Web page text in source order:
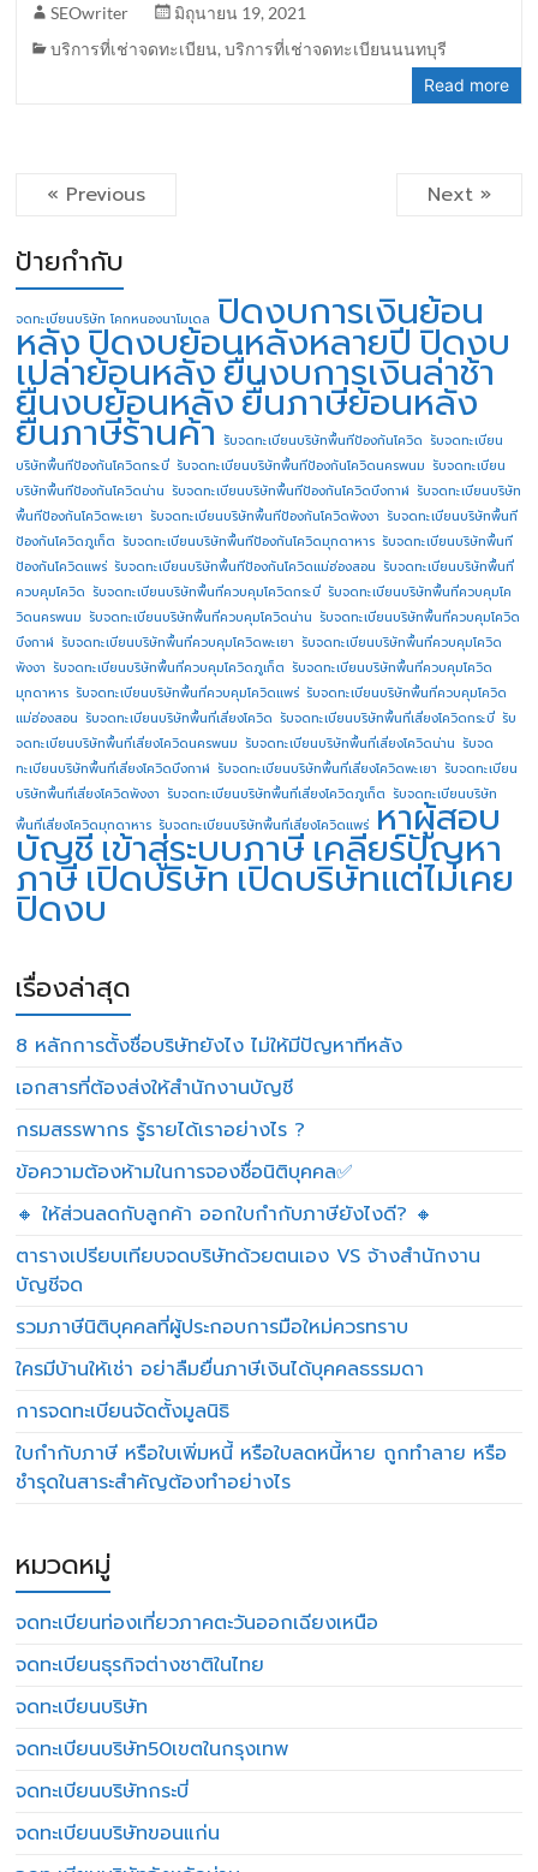
SEOwriter
มิถุนายน 19, 2021
บริการที่เช่าจดทะเบียน,บริการที่เช่าจดทะเบียนนนทบุรี
Read more
« Previous Next »
ป้ายกำกับ
จดทะเบียนบริษัท โคกหนองนาโมเดล ปิดงบการเงินย้อน
หลังปิดงบย้อนหลังหลายปี ปิดงบ
เปล่าย้อนหลังยื่นงบการเงินล่าช้า
ยื่นงบย้อนหลังยื่นภาษีย้อนหลัง
ยื่นภาษีร้านค้า รับจดทะเบียนบริษัทพื้นทีป้องกันโควิด รับจดทะเบียน
บริษัทพื้นทีป้องกันโควิดกระบี่ รับจดทะเบียนบริษัทพื้นทีป้องกันโควิดนครพนม รับจดทะเบียน
บริษัทพื้นทีป้องกันโควิดน่าน รับจดทะเบียนบริษัทพื้นทีป้องกันโควิดบึงกาฬ รับจดทะเบียนบริษัท
พื้นทีป้องกันโควิดพะเยา รับจดทะเบียนบริษัทพื้นทีป้องกันโควิดพังงา รับจดทะเบียนบริษัทพื้นที
ป้องกันโควิดภูเก็ต รับจดทะเบียนบริษัทพื้นทีป้องกันโควิดมุกดาหาร รับจดทะเบียนบริษัทพื้นที
ป้องกันโควิดแพร่ รับจดทะเบียนบริษัทพื้นทีป้องกันโควิดแม่ฮ่องสอน รับจดทะเบียนบริษัทพื้นที่
ควบคุมโควิด รับจดทะเบียนบริษัทพื้นที่ควบคุมโควิดกระบี่ รับจดทะเบียนบริษัทพื้นที่ควบคุมโค
วิดนครพนม รับจดทะเบียนบริษัทพื้นที่ควบคุมโควิดน่าน รับจดทะเบียนบริษัทพื้นที่ควบคุมโควิด
บึงกาฬ รับจดทะเบียนบริษัทพื้นที่ควบคุมโควิดพะเยา รับจดทะเบียนบริษัทพื้นที่ควบคุมโควิด
พังงา รับจดทะเบียนบริษัทพื้นที่ควบคุมโควิดภูเก็ต รับจดทะเบียนบริษัทพื้นที่ควบคุมโควิด
มุกดาหาร รับจดทะเบียนบริษัทพื้นที่ควบคุมโควิดแพร่ รับจดทะเบียนบริษัทพื้นที่ควบคุมโควิด
แม่ฮ่องสอน รับจดทะเบียนบริษัทพื้นที่เสี่ยงโควิด รับจดทะเบียนบริษัทพื้นที่เสี่ยงโควิดกระบี่ รับ
จดทะเบียนบริษัทพื้นที่เสี่ยงโควิดนครพนม รับจดทะเบียนบริษัทพื้นที่เสี่ยงโควิดน่าน รับจด
ทะเบียนบริษัทพื้นที่เสี่ยงโควิดบึงกาฬ รับจดทะเบียนบริษัทพื้นที่เสี่ยงโควิดพะเยา รับจดทะเบียน
บริษัทพื้นที่เสี่ยงโควิดพังงา รับจดทะเบียนบริษัทพื้นที่เสี่ยงโควิดภูเก็ต รับจดทะเบียนบริษัท
พื้นที่เสี่ยงโควิดมุกดาหาร รับจดทะเบียนบริษัทพื้นที่เสี่ยงโควิดแพร่ หาผู้สอบ
บัญชี เข้าสู่ระบบภาษี เคลียร์ปัญหา
ภาษีเปิดบริษัทเปิดบริษัทแต่ไม่เคย
ปิดงบ
เรื่องล่าสุด
8 หลักการตั้งชื่อบริษัทยังไง ไม่ให้มีปัญหาทีหลัง
เอกสารที่ต้องส่งให้สำนักงานบัญชี
กรมสรรพากร รู้รายได้เราอย่างไร ?
ข้อความต้องห้ามในการจองชื่อนิติบุคคล✅
🔸 ให้ส่วนลดกับลูกค้า ออกใบกำกับภาษียังไงดี? 🔸
ตารางเปรียบเทียบจดบริษัทด้วยตนเอง VS จ้างสำนักงาน
บัญชีจด
รวมภาษีนิติบุคคลที่ผู้ประกอบการมือใหม่ควรทราบ
ใครมีบ้านให้เช่า อย่าลืมยื่นภาษีเงินได้บุคคลธรรมดา
การจดทะเบียนจัดตั้งมูลนิธิ
ใบกำกับภาษี หรือใบเพิ่มหนี้ หรือใบลดหนี้หาย ถูกทำลาย หรือ
ชำรุดในสาระสำคัญต้องทำอย่างไร
หมวดหมู่
จดทะเบียนท่องเที่ยวภาคตะวันออกเฉียงเหนือ
จดทะเบียนธุรกิจต่างชาติในไทย
จดทะเบียนบริษัท
จดทะเบียนบริษัท50เขตในกรุงเทพ
จดทะเบียนบริษัทกระบี่
จดทะเบียนบริษัทขอนแก่น